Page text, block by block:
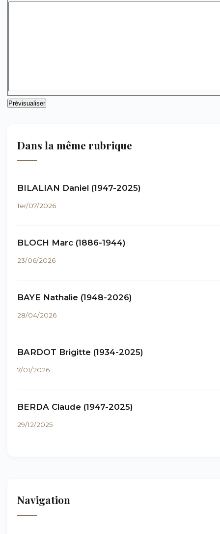
Dans la même rubrique
BILALIAN Daniel (1947-2025)
1er/07/2026
BLOCH Marc (1886-1944)
23/06/2026
BAYE Nathalie (1948-2026)
28/04/2026
BARDOT Brigitte (1934-2025)
7/01/2026
BERDA Claude (1947-2025)
29/12/2025
Navigation